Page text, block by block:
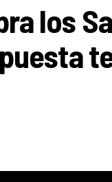
los